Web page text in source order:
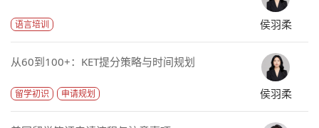
语言培训 侯羽柔
从60到100+：KET提分策略与时间规划
留学初识 申请规划 侯羽柔